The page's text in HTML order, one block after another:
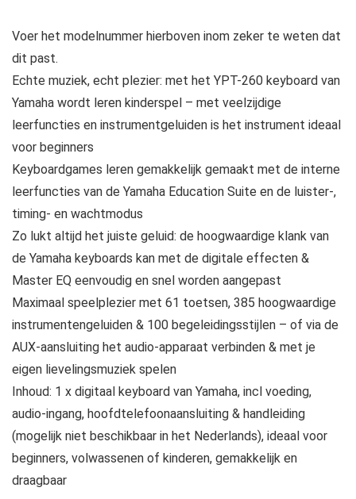
Voer het modelnummer hierboven inom zeker te weten dat
dit past.
Echte muziek, echt plezier: met het YPT-260 keyboard van
Yamaha wordt leren kinderspel – met veelzijdige
leerfuncties en instrumentgeluiden is het instrument ideaal
voor beginners
Keyboardgames leren gemakkelijk gemaakt met de interne
leerfuncties van de Yamaha Education Suite en de luister-,
timing- en wachtmodus
Zo lukt altijd het juiste geluid: de hoogwaardige klank van
de Yamaha keyboards kan met de digitale effecten &
Master EQ eenvoudig en snel worden aangepast
Maximaal speelplezier met 61 toetsen, 385 hoogwaardige
instrumentengeluiden & 100 begeleidingsstijlen – of via de
AUX-aansluiting het audio-apparaat verbinden & met je
eigen lievelingsmuziek spelen
Inhoud: 1 x digitaal keyboard van Yamaha, incl voeding,
audio-ingang, hoofdtelefoonaansluiting & handleiding
(mogelijk niet beschikbaar in het Nederlands), ideaal voor
beginners, volwassenen of kinderen, gemakkelijk en
draagbaar